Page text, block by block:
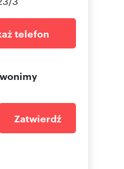
telefon
Zatwierdź